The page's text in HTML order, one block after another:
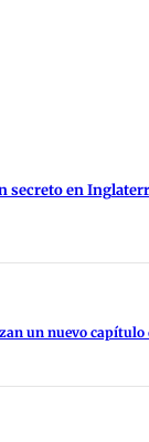
secreto en
un nuevo